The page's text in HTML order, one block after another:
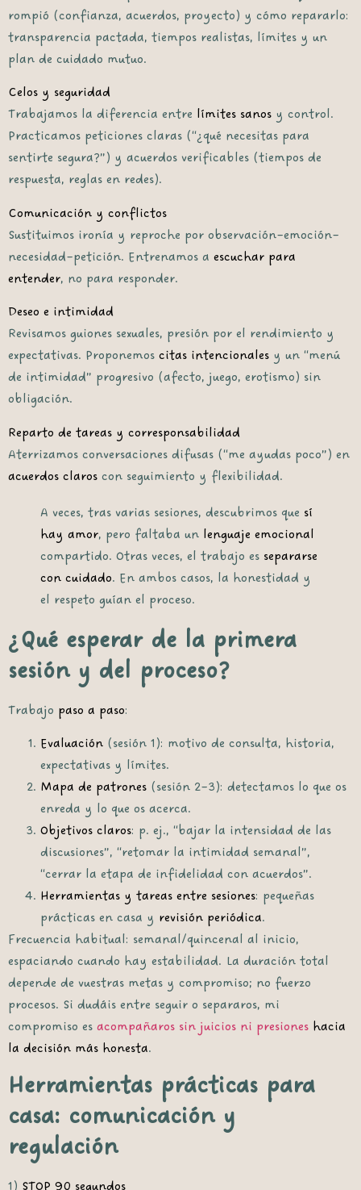
rompió (confianza, acuerdos, proyecto) y cómo repararlo:
transparencia pactada, tiempos realistas, límites y un
plan de cuidado mutuo.
Celos y seguridad
Trabajamos la diferencia entre límites sanos y control.
Practicamos peticiones claras (“¿qué necesitas para
sentirte segura?”) y acuerdos verificables (tiempos de
respuesta, reglas en redes).
Comunicación y conflictos
Sustituimos ironía y reproche por observación–emoción–
necesidad–petición. Entrenamos a escuchar para
entender, no para responder.
Deseo e intimidad
Revisamos guiones sexuales, presión por el rendimiento y
expectativas. Proponemos citas intencionales y un “menú
de intimidad” progresivo (afecto, juego, erotismo) sin
obligación.
Reparto de tareas y corresponsabilidad
Aterrizamos conversaciones difusas (“me ayudas poco”) en
acuerdos claros con seguimiento y flexibilidad.
A veces, tras varias sesiones, descubrimos que sí
hay amor, pero faltaba un lenguaje emocional
compartido. Otras veces, el trabajo es separarse
con cuidado. En ambos casos, la honestidad y
el respeto guían el proceso.
¿Qué esperar de la primera
sesión y del proceso?
Trabajo paso a paso:
Evaluación (sesión 1): motivo de consulta, historia,
expectativas y límites.
Mapa de patrones (sesión 2–3): detectamos lo que os
enreda y lo que os acerca.
Objetivos claros: p. ej., “bajar la intensidad de las
discusiones”, “retomar la intimidad semanal”,
“cerrar la etapa de infidelidad con acuerdos”.
Herramientas y tareas entre sesiones: pequeñas
prácticas en casa y revisión periódica.
Frecuencia habitual: semanal/quincenal al inicio,
espaciando cuando hay estabilidad. La duración total
depende de vuestras metas y compromiso; no fuerzo
procesos. Si dudáis entre seguir o separaros, mi
compromiso es acompañaros sin juicios ni presiones hacia
la decisión más honesta.
Herramientas prácticas para
casa: comunicación y
regulación